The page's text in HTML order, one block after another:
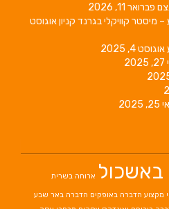
פברואר 11, 2026
קוויקלי בגרנד קניוןאוגוסט
אוגוסט 4, 2025
2025
באשכול ארוחה בשרית
מקצוע הדברה באופקים הדברה באר שבע